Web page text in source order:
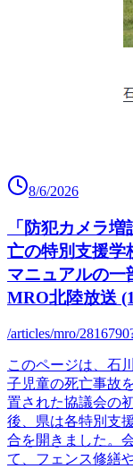
8/6/2026
「防犯カメラ
亡の特別支援学
マニュアルの一
MRO北陸放送
/articles/mro/
このページは、石
子児童の死亡事故
置された協議会の
後、県は各特別支
合を開きました。
て、フェンス修繕